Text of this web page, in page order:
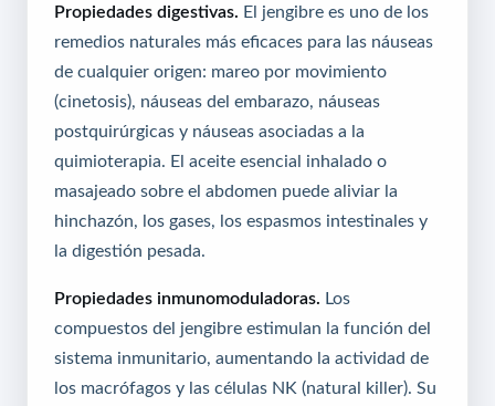
Propiedades digestivas. El jengibre es uno de los
remedios naturales más eficaces para las náuseas
de cualquier origen: mareo por movimiento
(cinetosis), náuseas del embarazo, náuseas
postquirúrgicas y náuseas asociadas a la
quimioterapia. El aceite esencial inhalado o
masajeado sobre el abdomen puede aliviar la
hinchazón, los gases, los espasmos intestinales y
la digestión pesada.
Propiedades inmunomoduladoras. Los
compuestos del jengibre estimulan la función del
sistema inmunitario, aumentando la actividad de
los macrófagos y las células NK (natural killer). Su